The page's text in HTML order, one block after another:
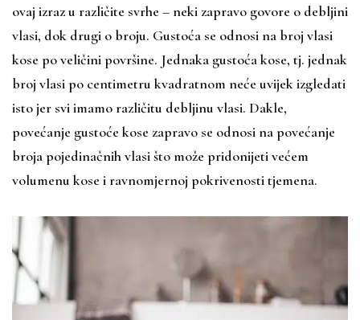
ovaj izraz u različite svrhe – neki zapravo govore o debljini
vlasi, dok drugi o broju. Gustoća se odnosi na broj vlasi
kose po veličini površine. Jednaka gustoća kose, tj. jednak
broj vlasi po centimetru kvadratnom neće uvijek izgledati
isto jer svi imamo različitu debljinu vlasi. Dakle,
povećanje gustoće kose zapravo se odnosi na povećanje
broja pojedinačnih vlasi što može pridonijeti većem
volumenu kose i ravnomjernoj pokrivenosti tjemena.